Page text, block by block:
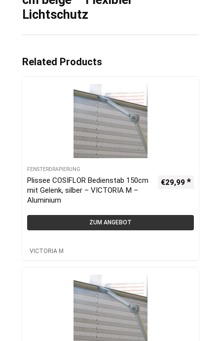
Lichtschutz
Related Products
FENSTERDRAPIERUNG
Plissee COSIFLOR Bedienstab 150cm
mit Gelenk, silber – VICTORIA M –
Aluminium
€29,99
ZUM ANGEBOT
VICTORIA M